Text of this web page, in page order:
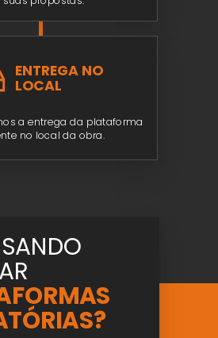
ENTREGA NO
LOCAL
a entrega da plataforma
no local da obra.